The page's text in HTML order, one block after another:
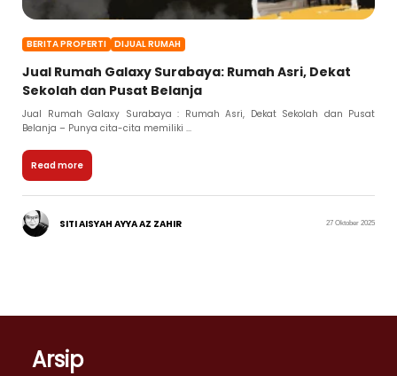
BERITA PROPERTI DIJUAL RUMAH
Jual Rumah Galaxy Surabaya: Rumah Asri, Dekat
Sekolah dan Pusat Belanja
Jual Rumah Galaxy Surabaya : Rumah Asri, Dekat Sekolah dan Pusat
Belanja – Punya cita-cita memiliki ...
Read more
SITI AISYAH AYYA AZ ZAHIR 27 Oktober 2025
Arsip